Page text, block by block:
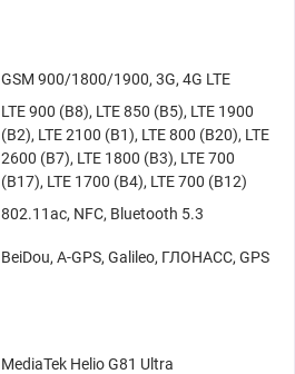
GSM 900/1800/1900, 3G, 4G LTE
LTE 900 (B8), LTE 850 (B5), LTE 1900
(B2), LTE 2100 (B1), LTE 800 (B20), LTE
2600 (B7), LTE 1800 (B3), LTE 700
(B17), LTE 1700 (B4), LTE 700 (B12)
802.11ac, NFC, Bluetooth 5.3
BeiDou, A-GPS, Galileo, ГЛОНАСС, GPS
MediaTek Helio G81 Ultra